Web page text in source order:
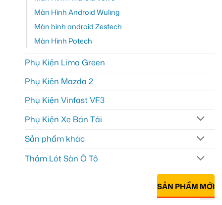
Màn Hình Android Wuling
Màn hình android Zestech
Màn Hình Potech
Phụ Kiện Limo Green
Phụ Kiện Mazda 2
Phụ Kiện Vinfast VF3
Phụ Kiện Xe Bán Tải
Sản phẩm khác
Thảm Lót Sàn Ô Tô
SẢN PHẨM MỚI